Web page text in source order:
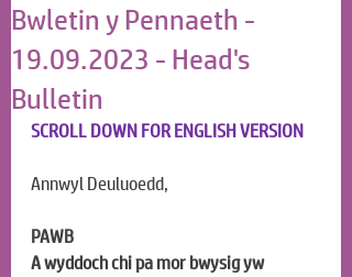
Bwletin y Pennaeth -
19.09.2023 - Head's
Bulletin
SCROLL DOWN FOR ENGLISH VERSION
Annwyl Deuluoedd,
PAWB
A wyddoch chi pa mor bwysig yw